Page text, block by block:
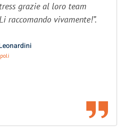
grazie al loro team
raccomando vivamente!”.